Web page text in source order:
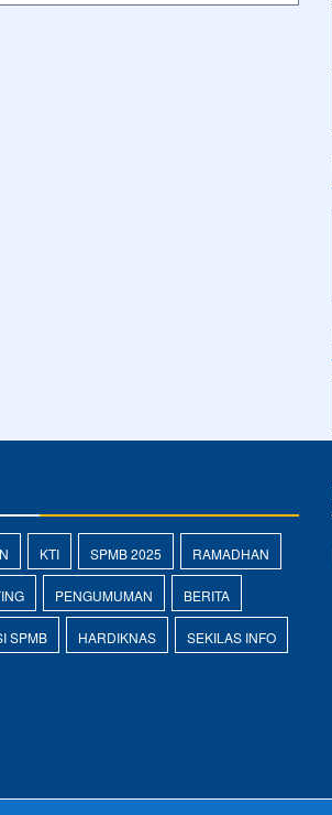
KTI SPMB 2025 RAMADHAN
PENGUMUMAN BERITA
SPMB HARDIKNAS SEKILAS INFO